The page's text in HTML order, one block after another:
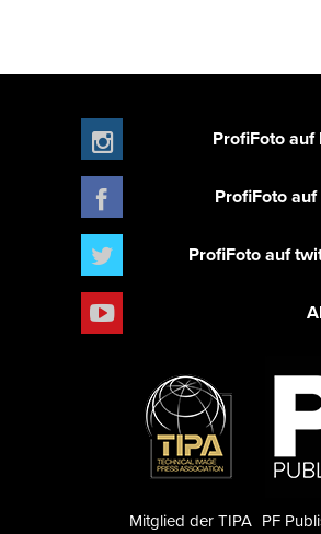
ProfiFoto auf
ProfiFoto
ProfiFoto auf
PF
Mitglied der TIPA